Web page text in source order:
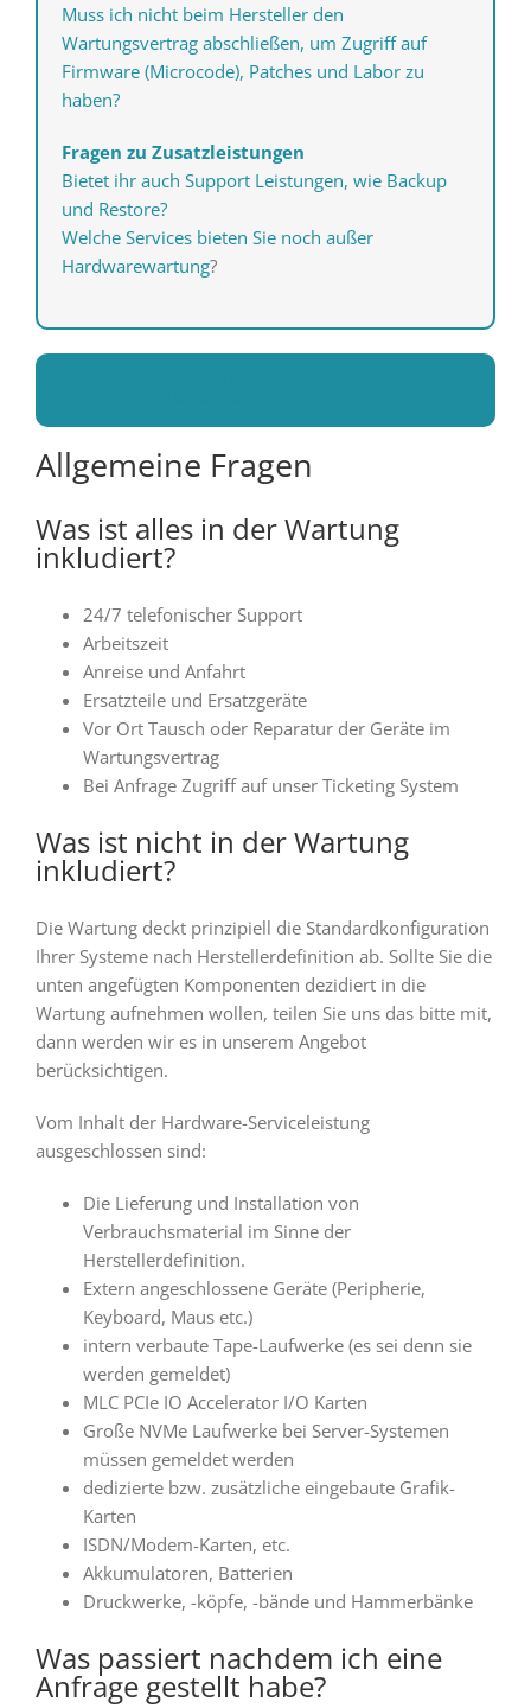
Muss ich nicht beim Hersteller den
Wartungsvertrag abschließen, um Zugriff auf
Firmware (Microcode), Patches und Labor zu
haben?
Fragen zu Zusatzleistungen
Bietet ihr auch Support Leistungen, wie Backup
und Restore?
Welche Services bieten Sie noch außer
Hardwarewartung?
Allgemeine Fragen
Was ist alles in der Wartung
inkludiert?
24/7 telefonischer Support
Arbeitszeit
Anreise und Anfahrt
Ersatzteile und Ersatzgeräte
Vor Ort Tausch oder Reparatur der Geräte im
Wartungsvertrag
Bei Anfrage Zugriff auf unser Ticketing System
Was ist nicht in der Wartung
inkludiert?
Die Wartung deckt prinzipiell die Standardkonfiguration
Ihrer Systeme nach Herstellerdefinition ab. Sollte Sie die
unten angefügten Komponenten dezidiert in die
Wartung aufnehmen wollen, teilen Sie uns das bitte mit,
dann werden wir es in unserem Angebot
berücksichtigen.
Vom Inhalt der Hardware-Serviceleistung
ausgeschlossen sind:
Die Lieferung und Installation von
Verbrauchsmaterial im Sinne der
Herstellerdefinition.
Extern angeschlossene Geräte (Peripherie,
Keyboard, Maus etc.)
intern verbaute Tape-Laufwerke (es sei denn sie
werden gemeldet)
MLC PCIe IO Accelerator I/O Karten
Große NVMe Laufwerke bei Server-Systemen
müssen gemeldet werden
dedizierte bzw. zusätzliche eingebaute Grafik-
Karten
ISDN/Modem-Karten, etc.
Akkumulatoren, Batterien
Druckwerke, -köpfe, -bände und Hammerbänke
Was passiert nachdem ich eine
Anfrage gestellt habe?